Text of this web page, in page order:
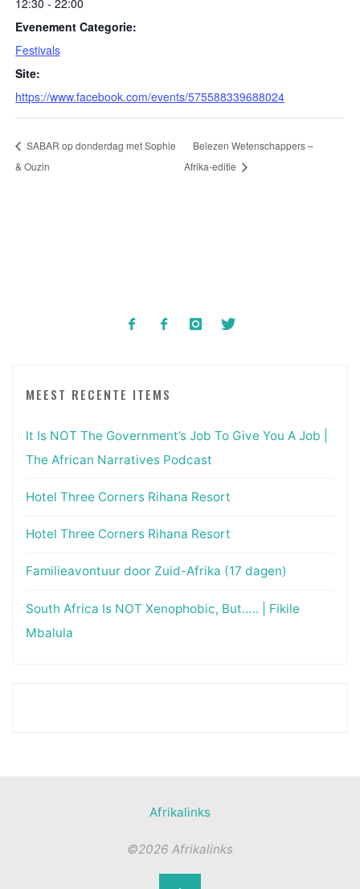
12:30 - 22:00
Evenement Categorie:
Festivals
Site:
https://www.facebook.com/events/575588339688024
SABAR op donderdag met Sophie
& Ouzin
Belezen Wetenschappers –
Afrika-editie
MEEST RECENTE ITEMS
It Is NOT The Government’s Job To Give You A Job |
The African Narratives Podcast
Hotel Three Corners Rihana Resort
Hotel Three Corners Rihana Resort
Familieavontuur door Zuid-Afrika (17 dagen)
South Africa Is NOT Xenophobic, But….. | Fikile
Mbalula
Afrikalinks
©2026 Afrikalinks